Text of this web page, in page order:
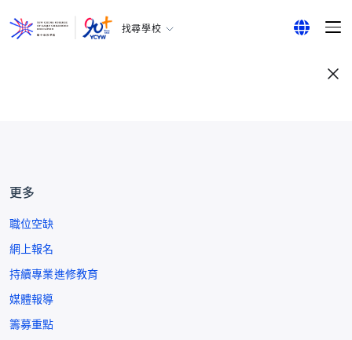
找尋學校
更多
職位空缺
網上報名
持續專業進修教育
媒體報導
籌募重點